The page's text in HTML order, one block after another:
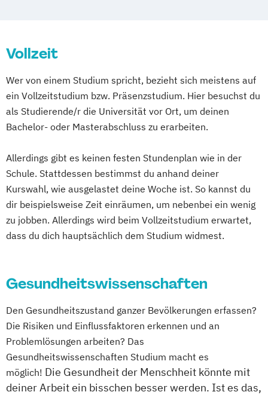
Gesundheitswissenschaft/Pflege
Gesundheitseinrichtungen
Oecotrophologie
Pflege - berufsbegleitende Variante
Pflege - duale Variante
Psychiatrische Pflege/Psychische
Gesundheit
Soziale Arbeit
Soziale Arbeit und Forschung
Soziale Arbeit. Therapie Förderung
Betreuung (Clinical Casework) –
gefährdete
Therapie- und Gesundheitsmanagement –
Fachrichtung Physiotherapie oder
Logopädie
Physiotherapie (ausbildungsintegrierend)
Soziale Arbeit
Vollzeit
Wer von einem Studium spricht, bezieht sich meistens auf
ein Vollzeitstudium bzw. Präsenzstudium. Hier besuchst du
als Studierende/r die Universität vor Ort, um deinen
Bachelor- oder Masterabschluss zu erarbeiten.
Allerdings gibt es keinen festen Stundenplan wie in der
Schule. Stattdessen bestimmst du anhand deiner
Kurswahl, wie ausgelastet deine Woche ist. So kannst du
dir beispielsweise Zeit einräumen, um nebenbei ein wenig
zu jobben. Allerdings wird beim Vollzeitstudium erwartet,
dass du dich hauptsächlich dem Studium widmest.
Gesundheitswissenschaften
Den Gesundheitszustand ganzer Bevölkerungen erfassen?
Die Risiken und Einflussfaktoren erkennen und an
Problemlösungen arbeiten? Das
Gesundheitswissenschaften Studium macht es
möglich! Die Gesundheit der Menschheit könnte mit
deiner Arbeit ein bisschen besser werden. Ist es das,